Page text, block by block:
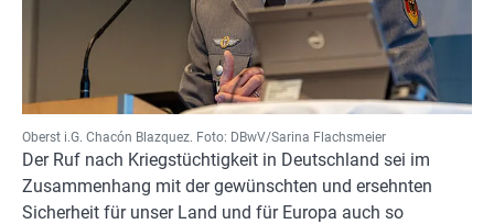
Oberst i.G. Chacón Blazquez. Foto: DBwV/Sarina Flachsmeier
Der Ruf nach Kriegstüchtigkeit in Deutschland sei im
Zusammenhang mit der gewünschten und ersehnten
Sicherheit für unser Land und für Europa auch so